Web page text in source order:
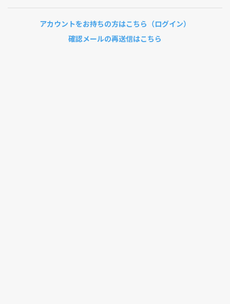
アカウントをお持ちの方はこちら（ログイン）
確認メールの再送信はこちら